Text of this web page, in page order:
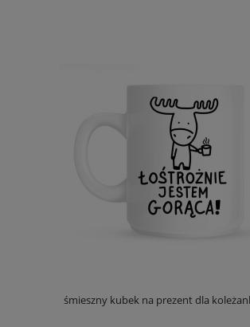
śmieszny kubek na prezent dla